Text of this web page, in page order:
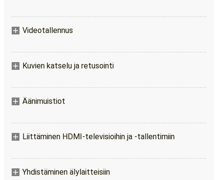
Videotallennus
Kuvien katselu ja retusointi
Äänimuistiot
Liittäminen HDMI-televisioihin ja -tallentimiin
Yhdistäminen älylaitteisiin